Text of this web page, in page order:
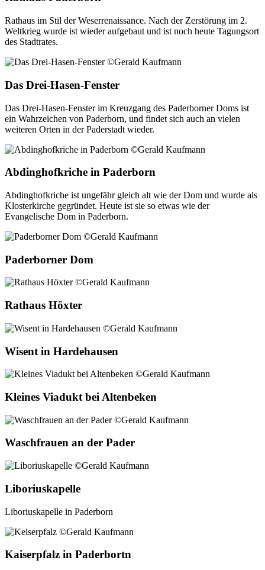
Rathaus im Stil der Weserrenaissance. Nach der Zerstörung im 2.
Weltkrieg wurde ist wieder aufgebaut und ist noch heute Tagungsort
des Stadtrates.
Das Drei-Hasen-Fenster
Das Drei-Hasen-Fenster im Kreuzgang des Paderborner Doms ist
ein Wahrzeichen von Paderborn, und findet sich auch an vielen
weiteren Orten in der Paderstadt wieder.
Abdinghofkriche in Paderborn
Abdinghofkriche ist ungefähr gleich alt wie der Dom und wurde als
Klosterkirche gegründet. Heute ist sie so etwas wie der
Evangelische Dom in Paderborn.
Paderborner Dom
Rathaus Höxter
Wisent in Hardehausen
Kleines Viadukt bei Altenbeken
Waschfrauen an der Pader
Liboriuskapelle
Liboriuskapelle in Paderborn
Kaiserpfalz in Paderbortn